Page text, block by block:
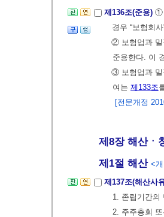
제136조(준용) ①
경우 “보험회
② 보험업과 밀
준용한다. 이
③ 보험업과 밀
여는 제133조
[전문개정
제8장 해산ㆍ
제1절 해산 <
제137조(해산사
1. 존립기간의
2. 주주총회